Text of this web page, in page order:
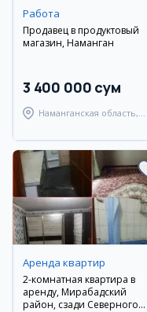
Работа
Продавец в продуктовый
магазин, Наманган
3 400 000 сум
Наманганская область,
Аренда квартир
2-комнатная квартира в
аренду, Мирабадский
район, сзади Северного